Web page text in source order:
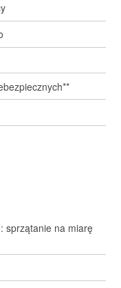
sprzątanie na miarę